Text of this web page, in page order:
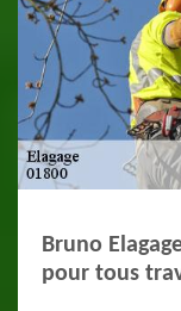
Bruno
pour tous